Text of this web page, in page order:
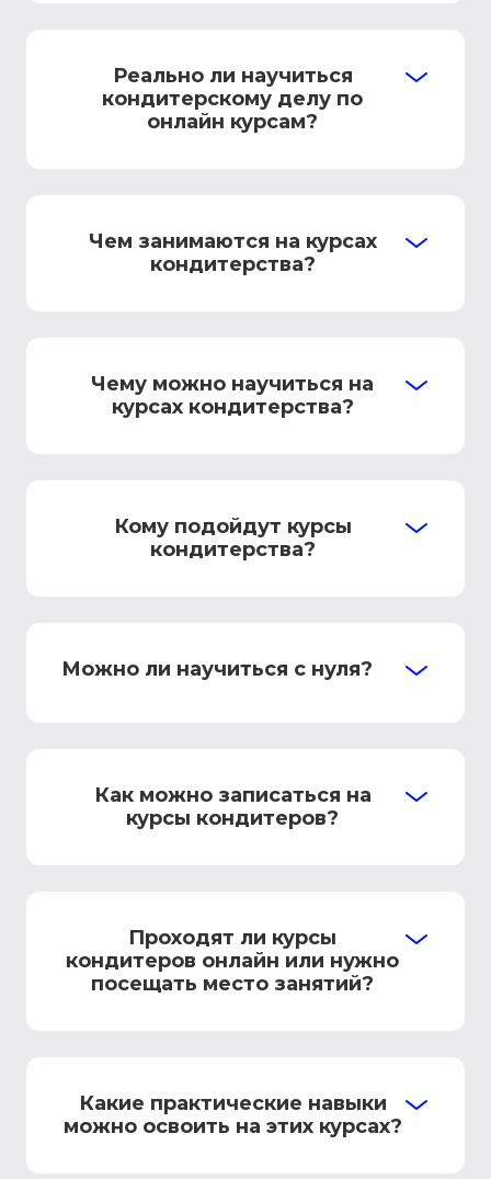
Реально ли научиться
кондитерскому делу по
онлайн курсам?
Чем занимаются на курсах
кондитерства?
Чему можно научиться на
курсах кондитерства?
Кому подойдут курсы
кондитерства?
Можно ли научиться с нуля?
Как можно записаться на
курсы кондитеров?
Проходят ли курсы
кондитеров онлайн или нужно
посещать место занятий?
Какие практические навыки
можно освоить на этих курсах?